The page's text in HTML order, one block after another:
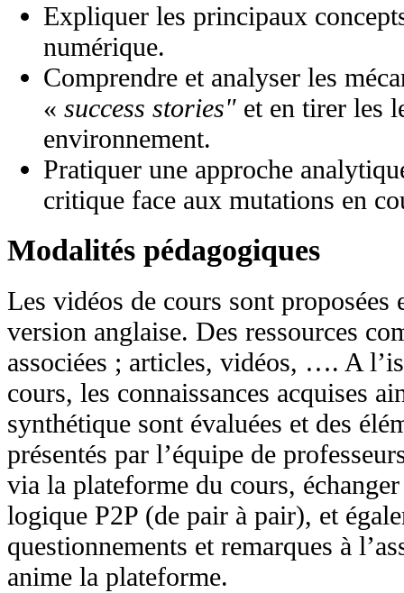
Expliquer les principaux
numérique.
Comprendre et analyser les
« success stories" et en tirer les
environnement.
Pratiquer une approche
critique face aux mutations en
Modalités pédagogiques
Les vidéos de cours sont proposées
version anglaise. Des ressources
associées ; articles, vidéos, …. A
cours, les connaissances acquises
synthétique sont évaluées et des
présentés par l’équipe de
via la plateforme du cours,
logique P2P (de pair à pair), et
questionnements et remarques à
anime la plateforme.